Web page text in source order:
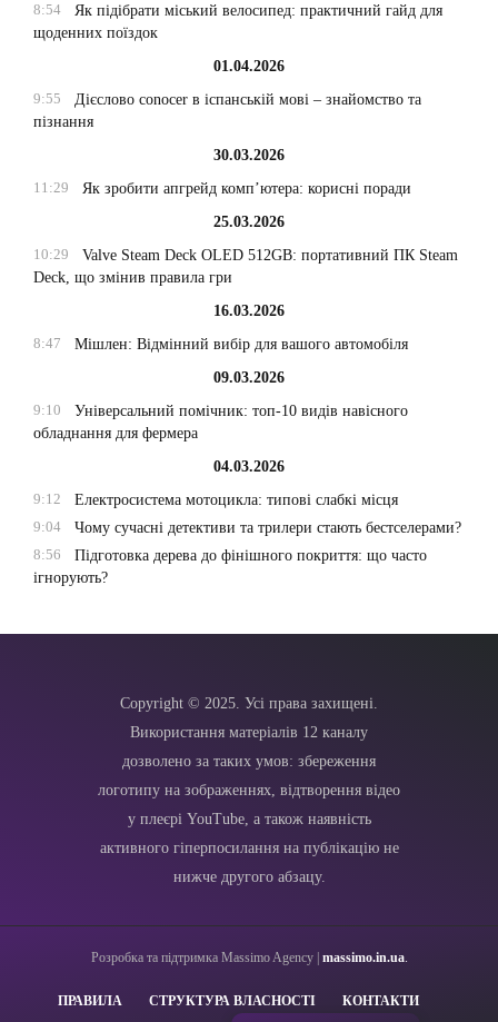
8:54
Як підібрати міський велосипед: практичний гайд для
щоденних поїздок
01.04.2026
9:55
Дієслово conocer в іспанській мові – знайомство та
пізнання
30.03.2026
11:29
Як зробити апгрейд комп’ютера: корисні поради
25.03.2026
10:29
Valve Steam Deck OLED 512GB: портативний ПК Steam
Deck, що змінив правила гри
16.03.2026
8:47
Мішлен: Відмінний вибір для вашого автомобіля
09.03.2026
9:10
Універсальний помічник: топ-10 видів навісного
обладнання для фермера
04.03.2026
9:12
Електросистема мотоцикла: типові слабкі місця
9:04
Чому сучасні детективи та трилери стають бестселерами?
8:56
Підготовка дерева до фінішного покриття: що часто
ігнорують?
Copyright © 2025. Усі права захищені.
Використання матеріалів 12 каналу
дозволено за таких умов: збереження
логотипу на зображеннях, відтворення відео
у плеєрі YouTube, а також наявність
активного гіперпосилання на публікацію не
нижче другого абзацу.
Розробка та підтримка Massimo Agency | massimo.in.ua.
ПРАВИЛА СТРУКТУРА ВЛАСНОСТІ КОНТАКТИ